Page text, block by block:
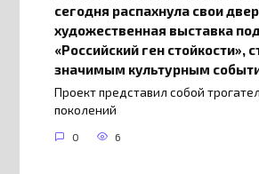
сегодня распахнула свои
художественная выставка
«Российский ген стойкости»,
значимым культурным
Проект представил собой
поколений
0 6